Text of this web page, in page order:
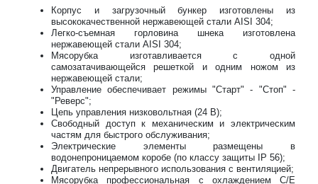
Корпус и загрузочный бункер изготовлены из
высококачественной нержавеющей стали AISI 304;
Легко-съемная горловина шнека изготовлена
нержавеющей стали AISI 304;
Мясорубка изготавливается c одной
самозатачивающейся решеткой и одним ножом из
нержавеющей стали;
Управление обеспечивает режимы "Старт" - "Стоп" -
"Реверс";
Цепь управления низковольтная (24 В);
Свободный доступ к механическим и электрическим
частям для быстрого обслуживания;
Электрические элементы размещены в
водонепроницаемом коробе (по классу защиты IP 56);
Двигатель непрерывного использования с вентиляцией;
Мясорубка профессиональная с охлаждением C/E